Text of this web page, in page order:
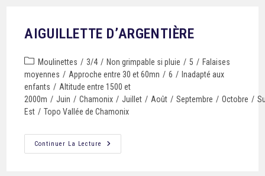
AIGUILLETTE D’ARGENTIÈRE
Moulinettes / 3/4 / Non grimpable si pluie / 5 / Falaises
moyennes / Approche entre 30 et 60mn / 6 / Inadapté aux
enfants / Altitude entre 1500 et
2000m / Juin / Chamonix / Juillet / Août / Septembre / Octobre /
Est / Topo Vallée de Chamonix
Continuer La Lecture